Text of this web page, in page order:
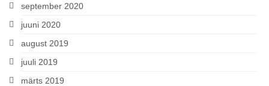
september 2020
juuni 2020
august 2019
juuli 2019
märts 2019